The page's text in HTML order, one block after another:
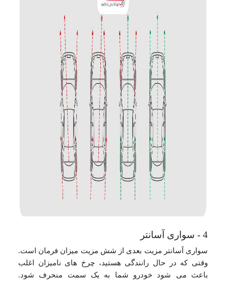
4 - سواری آسانتر
سواری آسانتر مزیت بعدی از شش مزیت میزان فرمان است.
وقتی که در حال رانندگی هستید، چرخ های نامیزان اغلب
باعث می شود خودرو شما به یک سمت منحرف شود.